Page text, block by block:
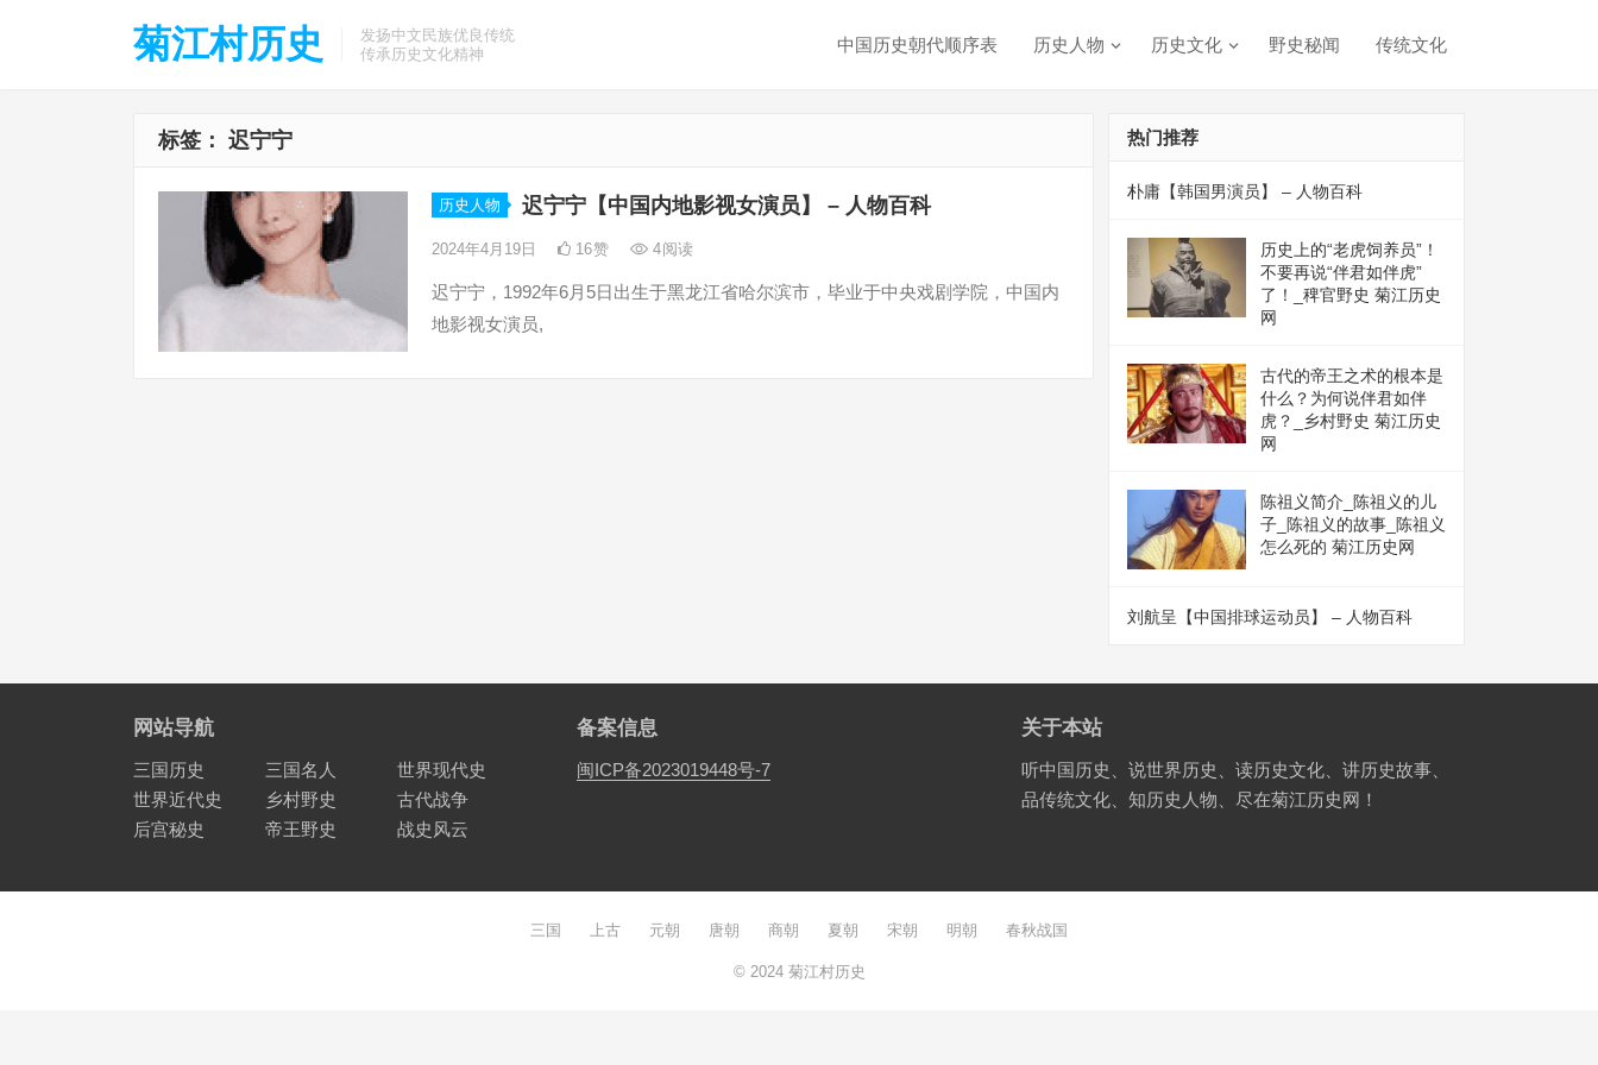
菊江村历史
发扬中文民族优良传统
传承历史文化精神
中国历史朝代顺序表 历史人物 历史文化 野史秘闻 传统文化
标签： 迟宁宁
历史人物 迟宁宁【中国内地影视女演员】 – 人物百科
2024年4月19日 16赞 4阅读
迟宁宁，1992年6月5日出生于黑龙江省哈尔滨市，毕业于中央戏剧学院，中国内
地影视女演员,
热门推荐
朴庸【韩国男演员】 – 人物百科
历史上的“老虎饲养员”！
不要再说“伴君如伴虎”
了！_稗官野史 菊江历史
网
古代的帝王之术的根本是
什么？为何说伴君如伴
虎？_乡村野史 菊江历史
网
陈祖义简介_陈祖义的儿
子_陈祖义的故事_陈祖义
怎么死的 菊江历史网
刘航呈【中国排球运动员】 – 人物百科
网站导航
三国历史 三国名人
世界现代史
世界近代史
乡村野史
古代战争
后宫秘史
帝王野史 战史风云
备案信息
闽ICP备2023019448号-7
关于本站
听中国历史、说世界历史、读历史文化、讲历史故事、
品传统文化、知历史人物、尽在菊江历史网！
三国 上古 元朝 唐朝 商朝 夏朝 宋朝 明朝 春秋战国
© 2024 菊江村历史